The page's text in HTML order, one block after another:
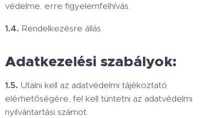
védelme, erre figyelemfelhívás.
1.4. Rendelkezésre állás.
Adatkezelési szabályok:
1.5. Utalni kell az adatvédelmi tájékoztató
elérhetőségére, fel kell tüntetni az adatvédelmi
nyilvántartási számot.